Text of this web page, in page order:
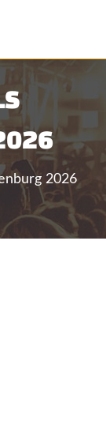
2026